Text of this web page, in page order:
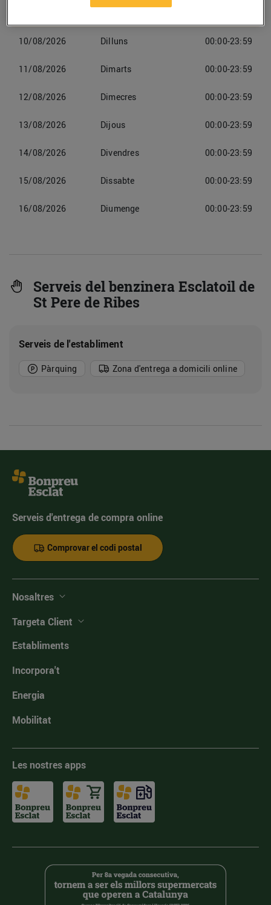
10/08/2026 Dilluns 00:00-23:59
11/08/2026 Dimarts 00:00-23:59
12/08/2026 Dimecres 00:00-23:59
13/08/2026 Dijous 00:00-23:59
14/08/2026 Divendres 00:00-23:59
15/08/2026 Dissabte 00:00-23:59
16/08/2026 Diumenge 00:00-23:59
Serveis del benzinera Esclatoil de
St Pere de Ribes
Serveis de l'establiment
Pàrquing Zona d'entrega a domicili online
Serveis d'entrega de compra online
Comprovar el codi postal
Nosaltres
Targeta Client
Establiments
Incorpora't
Energia
Mobilitat
Les nostres apps